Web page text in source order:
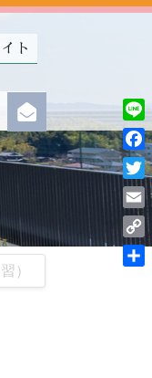
ト
）
Line
Link